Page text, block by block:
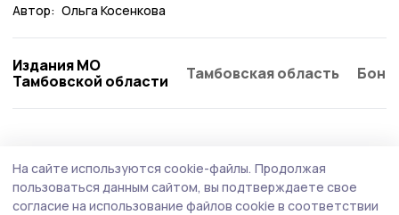
Автор: Ольга Косенкова
Издания МО
Тамбовской области
Тамбовская область
На сайте используются cookie-файлы. Продолжая
пользоваться данным сайтом, вы подтверждаете свое
согласие на использование файлов cookie в соответствии